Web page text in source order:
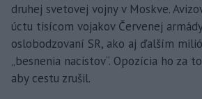
druhej svetovej vojny v Moskve.
úctu tisícom vojakov Červenej
oslobodzovaní SR, ako aj ďalším
„besnenia nacistov“. Opozícia ho za
aby cestu zrušil.